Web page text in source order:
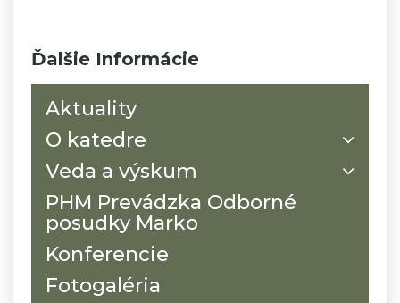
Ďalšie Informácie
Aktuality
O katedre
Veda a výskum
PHM Prevádzka Odborné
posudky Marko
Konferencie
Fotogaléria